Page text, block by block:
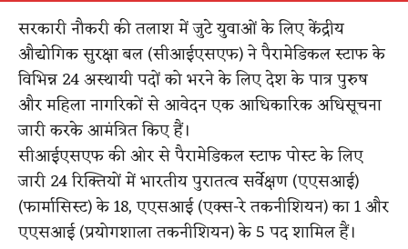
सरकारी नौकरी की तलाश में जुटे युवाओं के लिए केंद्रीय
औद्योगिक सुरक्षा बल (सीआईएसएफ) ने पैरामेडिकल स्टाफ के
विभिन्न 24 अस्थायी पदों को भरने के लिए देश के पात्र पुरुष
और महिला नागरिकों से आवेदन एक आधिकारिक अधिसूचना
जारी करके आमंत्रित किए हैं।
सीआईएसएफ की ओर से पैरामेडिकल स्टाफ पोस्ट के लिए
जारी 24 रिक्तियों में भारतीय पुरातत्व सर्वेक्षण (एएसआई)
(फार्मासिस्ट) के 18, एएसआई (एक्स-रे तकनीशियन) का 1 और
एएसआई (प्रयोगशाला तकनीशियन) के 5 पद शामिल हैं।